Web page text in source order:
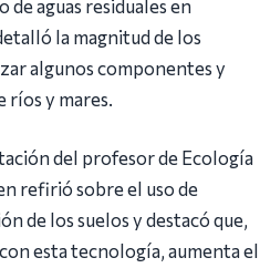
aguas residuales en
la magnitud de los
algunos componentes y
y mares.
del profesor de Ecología
refirió sobre el uso de
de los suelos y destacó que,
esta tecnología, aumenta el